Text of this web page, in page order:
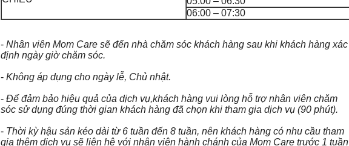
06:00 – 07:30
- Nhân viên Mom Care sẽ đến nhà chăm sóc khách hàng sau khi khách hàng xác
định ngày giờ chăm sóc.
- Không áp dụng cho ngày lễ, Chủ nhật.
- Để đảm bảo hiệu quả của dịch vụ,khách hàng vui lòng hỗ trợ nhân viên chăm
sóc sử dụng đúng thời gian khách hàng đã chọn khi tham gia dịch vụ (90 phút).
- Thời kỳ hậu sản kéo dài từ 6 tuần đến 8 tuần, nên khách hàng có nhu cầu tham
gia thêm dịch vụ sẽ liên hệ với nhân viên hành chánh của Mom Care trước 1 tuần